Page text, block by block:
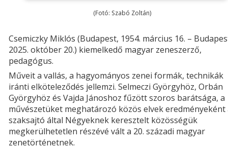
(Fotó: Szabó Zoltán)
Csemiczky Miklós (Budapest, 1954. március 16. –
2025. október 20.) kiemelkedő magyar zeneszerző,
pedagógus.
Műveit a vallás, a hagyományos zenei formák, technikák
iránti elköteleződés jellemzi. Selmeczi Györgyhöz, Orbán
Györgyhöz és Vajda Jánoshoz fűzött szoros barátsága, a
művészetüket meghatározó közös elvek eredményeként
szaksajtó által Négyeknek keresztelt közösségük
megkerülhetetlen részévé vált a 20. századi magyar
zenetörténetnek.